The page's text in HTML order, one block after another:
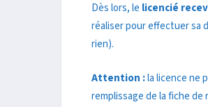
Dès lors, le licencié
réaliser pour effectuer sa
rien).
Attention :la licence ne
remplissage de la fiche